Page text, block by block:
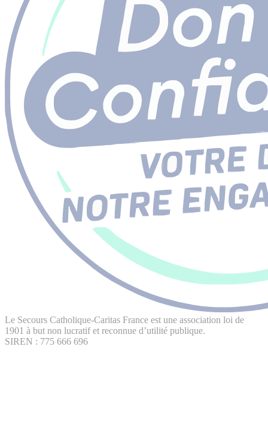
Le Secours Catholique-Caritas France est une association loi de
1901 à but non lucratif et reconnue d’utilité publique.
SIREN : 775 666 696